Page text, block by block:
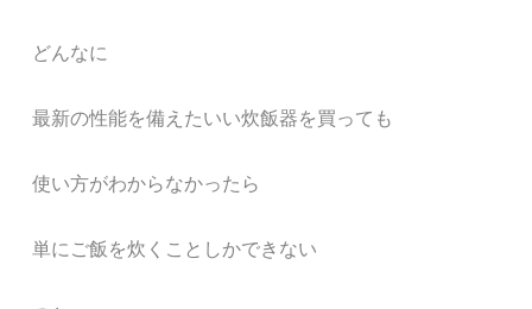
どんなに
最新の性能を備えたいい炊飯器を買っても
使い方がわからなかったら
単にご飯を炊くことしかできない